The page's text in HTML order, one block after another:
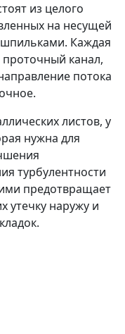
из целого
на несущей
Каждая
проточный канал,
потока
листов, у
нужна для
турбулентности
предотвращает
утечку наружу и